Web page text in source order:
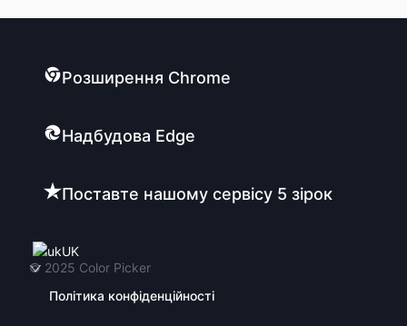
Розширення Chrome
Надбудова Edge
Поставте нашому сервісу 5 зірок
UK
© 2025 Color Picker
Політика конфіденційності